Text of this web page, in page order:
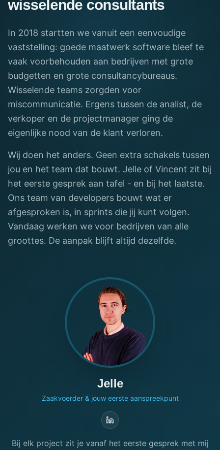
wisselende consultants
In 2018 startten we vanuit een eenvoudige
vaststelling: goede maatwerk software bleef te
vaak voorbehouden aan bedrijven met grote
budgetten en grote consultancybureaus.
Wisselende teams zorgden voor
miscommunicatie. Ergens tussen de analist, de
verkoper en de projectmanager ging de
eigenlijke nood van de klant verloren.
Wij doen het anders. Geen extra schakels tussen
jou en het team dat bouwt. Jelle of Vincent zit bij
het eerste gesprek aan tafel - en bij het laatste.
Ons team van developers bouwt wat er
afgesproken is, in sprints die jij kunt volgen.
Vandaag werken we voor bedrijven van alle
groottes. De aanpak blijft altijd dezelfde.
Jelle
Zaakvoerder & jouw eerste aanspreekpunt
Bij elk project zit je vanaf het eerste gesprek met mij